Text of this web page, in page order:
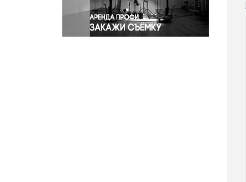
Экономика и бизнес